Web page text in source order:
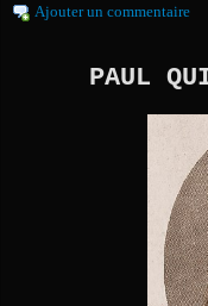
Ajouter un commentaire
PAUL